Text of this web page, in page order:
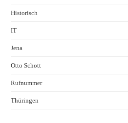
Historisch
IT
Jena
Otto Schott
Rufnummer
Thüringen